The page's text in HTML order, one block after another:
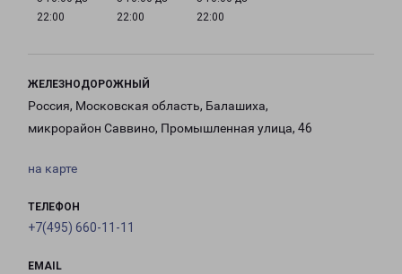
22:00
22:00
22:00
ЖЕЛЕЗНОДОРОЖНЫЙ
Россия, Московская область, Балашиха,
микрорайон Саввино, Промышленная улица, 46
на карте
ТЕЛЕФОН
+7(495) 660-11-11
EMAIL